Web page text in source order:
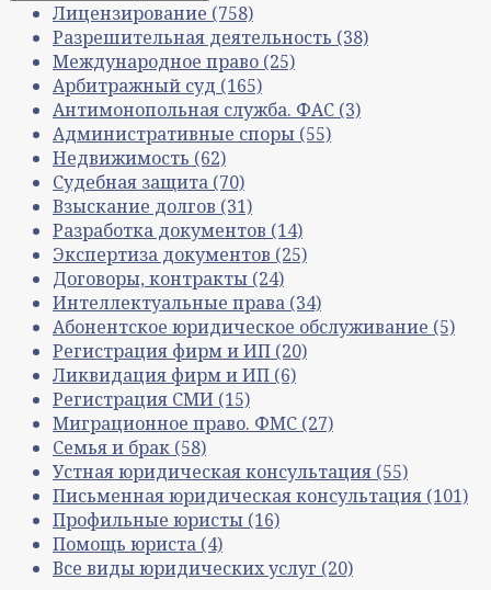
Лицензирование (758)
Разрешительная деятельность (38)
Международное право (25)
Арбитражный суд (165)
Антимонопольная служба. ФАС (3)
Административные споры (55)
Недвижимость (62)
Судебная защита (70)
Взыскание долгов (31)
Разработка документов (14)
Экспертиза документов (25)
Договоры, контракты (24)
Интеллектуальные права (34)
Абонентское юридическое обслуживание (5)
Регистрация фирм и ИП (20)
Ликвидация фирм и ИП (6)
Регистрация СМИ (15)
Миграционное право. ФМС (27)
Семья и брак (58)
Устная юридическая консультация (55)
Письменная юридическая консультация (101)
Профильные юристы (16)
Помощь юриста (4)
Все виды юридических услуг (20)